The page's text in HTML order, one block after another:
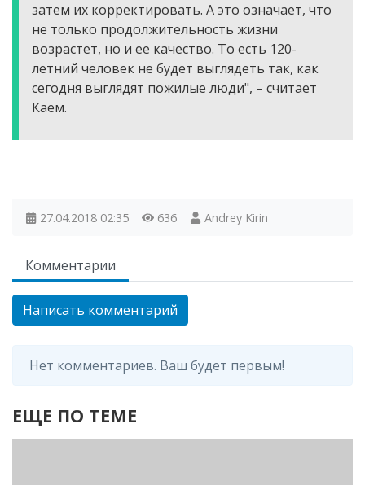
затем их корректировать. А это означает, что
не только продолжительность жизни
возрастет, но и ее качество. То есть 120-
летний человек не будет выглядеть так, как
сегодня выглядят пожилые люди", – считает
Каем.
27.04.2018 02:35 636 Andrey Kirin
Комментарии
Написать комментарий
Нет комментариев. Ваш будет первым!
ЕЩЕ ПО ТЕМЕ